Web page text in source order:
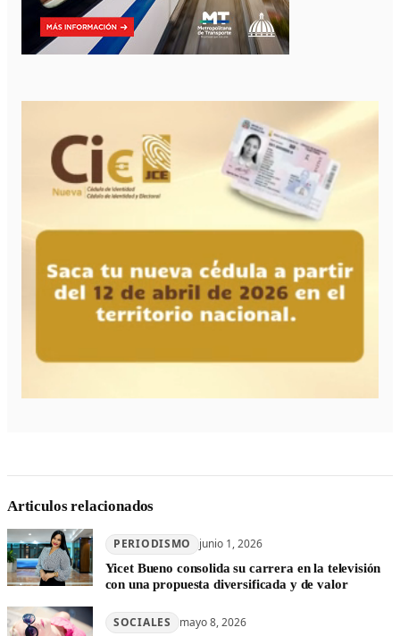
Articulos relacionados
PERIODISMO junio 1, 2026
Yicet Bueno consolida su carrera en la televisión
con una propuesta diversificada y de valor
SOCIALES mayo 8, 2026